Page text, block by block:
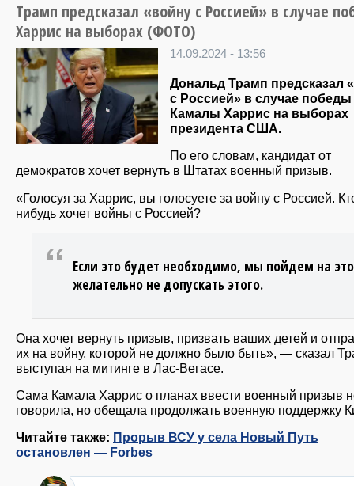
Трамп предсказал «войну с Россией» в случае
Харрис на выборах (ФОТО)
14.09.2024 - 13:56
Дональд Трамп предсказал
с Россией» в случае победы
Камалы Харрис на выборах
президента США.
По его словам, кандидат от
демократов хочет вернуть в Штатах военный призыв.
«Голосуя за Харрис, вы голосуете за войну с Россией.
нибудь хочет войны с Россией?
Если это будет необходимо, мы пойдем на
желательно не допускать этого.
Она хочет вернуть призыв, призвать ваших детей и
их на войну, которой не должно было быть», — сказал
выступая на митинге в Лас-Вегасе.
Сама Камала Харрис о планах ввести военный призыв
говорила, но обещала продолжать военную поддержку
Читайте также: Прорыв ВСУ у села Новый Путь
остановлен — Forbes